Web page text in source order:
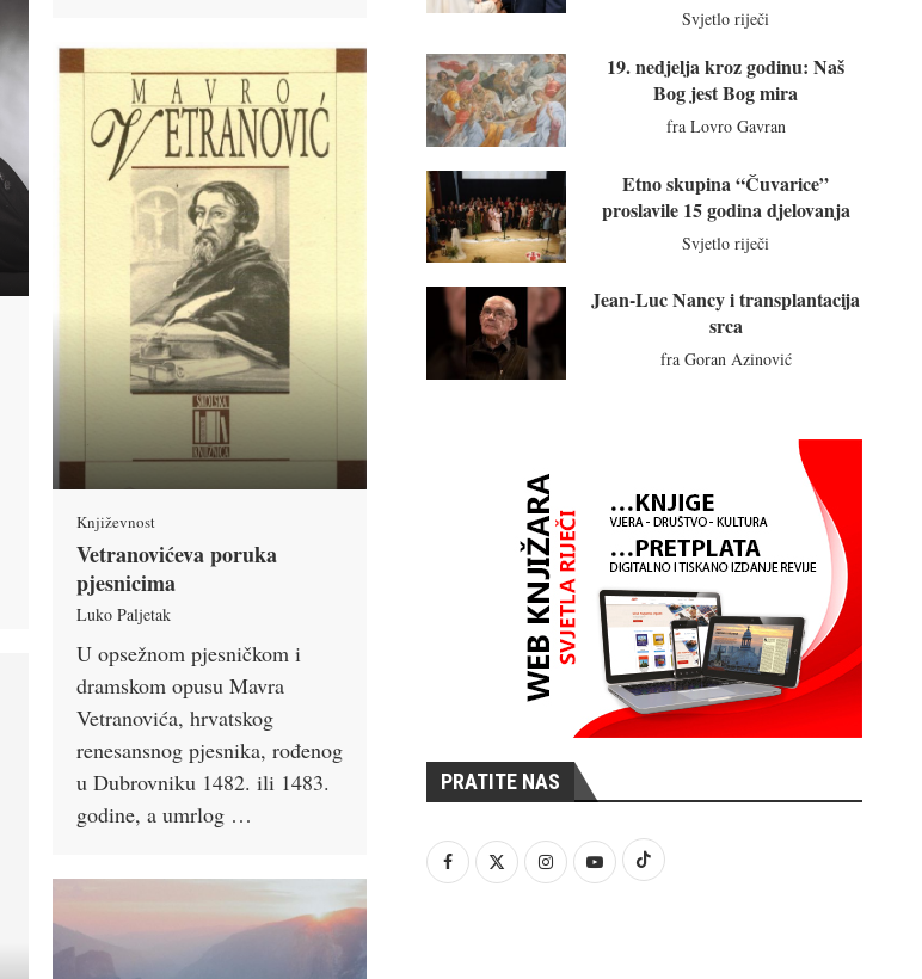
Književnost
Vetranovićeva poruka
pjesnicima
Luko Paljetak
U opsežnom pjesničkom i
dramskom opusu Mavra
Vetranovića, hrvatskog
renesansnog pjesnika, rođenog
u Dubrovniku 1482. ili 1483.
godine, a umrlog …
Svjetlo riječi
19. nedjelja kroz godinu: Naš
Bog jest Bog mira
fra Lovro Gavran
Etno skupina “Čuvarice”
proslavile 15 godina djelovanja
Svjetlo riječi
Jean-Luc Nancy i transplantacija
srca
fra Goran Azinović
PRATITE NAS